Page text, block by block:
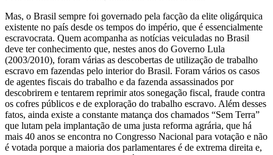
Mas, o Brasil sempre foi governado pela facção da elite oligárquica
existente no país desde os tempos do império, que é essencialmente
escravocrata. Quem acompanha as notícias veiculadas no Brasil
deve ter conhecimento que, nestes anos do Governo Lula
(2003/2010), foram várias as descobertas de utilização de trabalho
escravo em fazendas pelo interior do Brasil. Foram vários os casos
de agentes fiscais do trabalho e da fazenda assassinados por
descobrirem e tentarem reprimir atos sonegação fiscal, fraude contra
os cofres públicos e de exploração do trabalho escravo. Além desses
fatos, ainda existe a constante matança dos chamados “Sem Terra”
que lutam pela implantação de uma justa reforma agrária, que há
mais 40 anos se encontra no Congresso Nacional para votação e não
é votada porque a maioria dos parlamentares é de extrema direita e,